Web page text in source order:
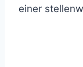
einer